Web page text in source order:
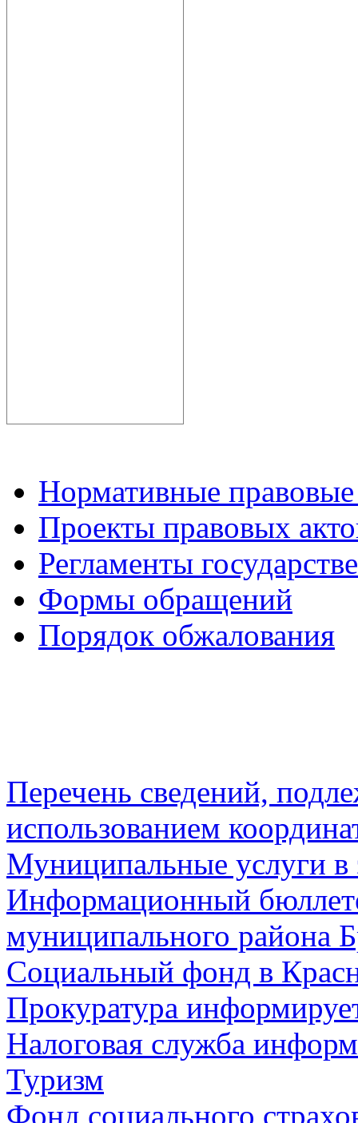
Нормативные
Проекты правовых
Регламенты
Формы обращений
Порядок обжалования
Перечень сведений,
использованием
Муниципальные услуги в
Информационный
муниципального района
Социальный фонд в
Прокуратура
Налоговая служба
Туризм
Фонд социального